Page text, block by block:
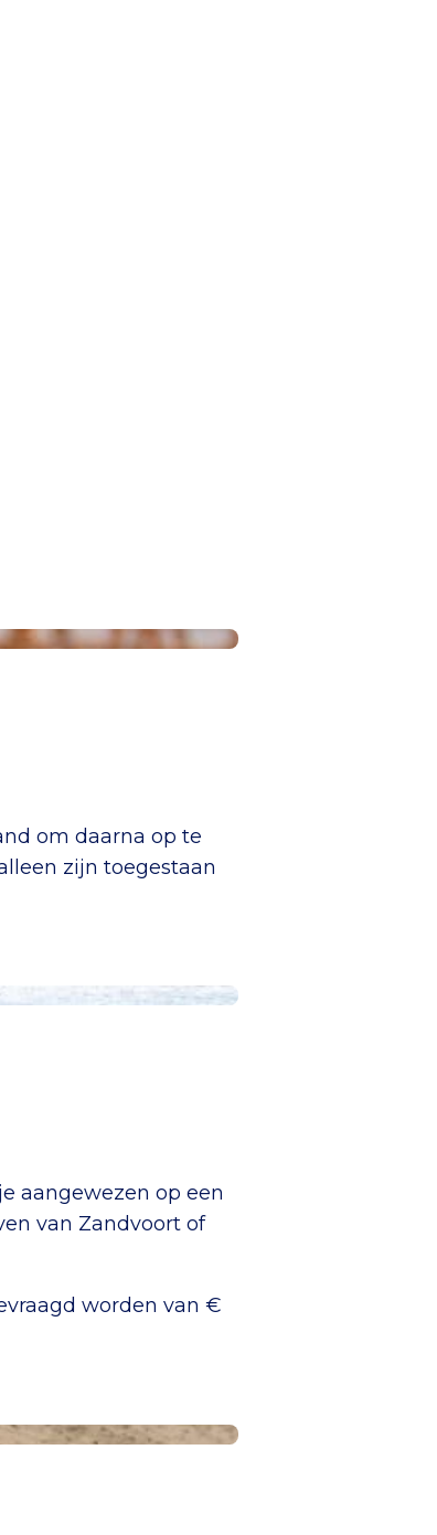
om daarna op te
zijn toegestaan
aangewezen op een
van Zandvoort of
worden van €